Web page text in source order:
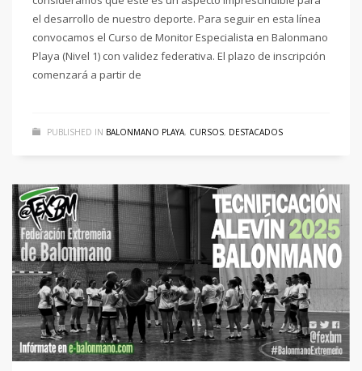
el desarrollo de nuestro deporte. Para seguir en esta línea
convocamos el Curso de Monitor Especialista en Balonmano
Playa (Nivel 1) con validez federativa. El plazo de inscripción
comenzará a partir de
PUBLISHED IN BALONMANO PLAYA, CURSOS, DESTACADOS